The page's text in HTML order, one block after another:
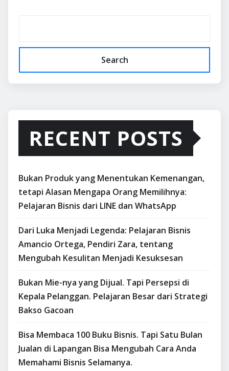
Search
RECENT POSTS
Bukan Produk yang Menentukan Kemenangan,
tetapi Alasan Mengapa Orang Memilihnya:
Pelajaran Bisnis dari LINE dan WhatsApp
Dari Luka Menjadi Legenda: Pelajaran Bisnis
Amancio Ortega, Pendiri Zara, tentang
Mengubah Kesulitan Menjadi Kesuksesan
Bukan Mie-nya yang Dijual. Tapi Persepsi di
Kepala Pelanggan. Pelajaran Besar dari Strategi
Bakso Gacoan
Bisa Membaca 100 Buku Bisnis. Tapi Satu Bulan
Jualan di Lapangan Bisa Mengubah Cara Anda
Memahami Bisnis Selamanya.